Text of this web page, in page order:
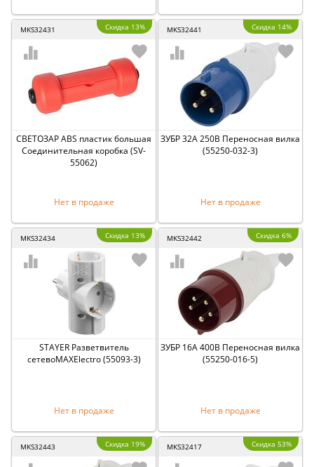
MKS32431 Скидка 13%
СВЕТОЗАР ABS пластик большая
Соединительная коробка (SV-
55062)
Нет в продаже
MKS32441 Скидка 14%
ЗУБР 32A 250В Переносная вилка
(55250-032-3)
Нет в продаже
MKS32434 Скидка 13%
STAYER Разветвитель
сетевоMAXElectro (55093-3)
Нет в продаже
MKS32442 Скидка 6%
ЗУБР 16A 400В Переносная вилка
(55250-016-5)
Нет в продаже
MKS32443 Скидка 19% MKS32417 Скидка 53%